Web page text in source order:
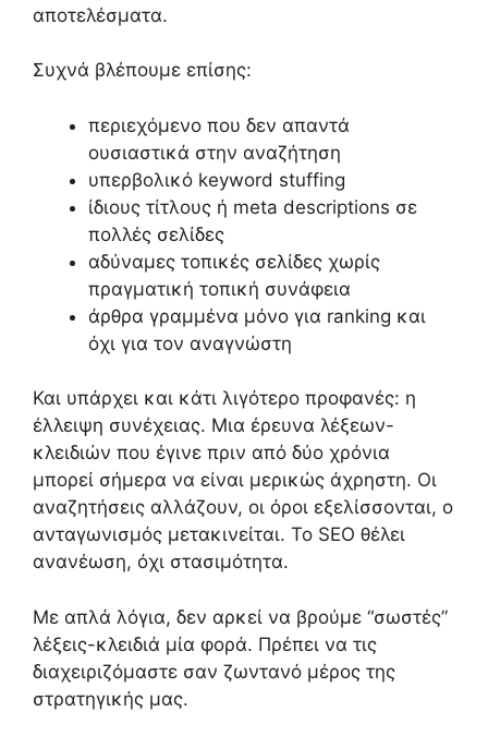
αποτελέσματα.
Συχνά βλέπουμε επίσης:
περιεχόμενο που δεν απαντά
ουσιαστικά στην αναζήτηση
υπερβολικό keyword stuffing
ίδιους τίτλους ή meta descriptions σε
πολλές σελίδες
αδύναμες τοπικές σελίδες χωρίς
πραγματική τοπική συνάφεια
άρθρα γραμμένα μόνο για ranking και
όχι για τον αναγνώστη
Και υπάρχει και κάτι λιγότερο προφανές: η
έλλειψη συνέχειας. Μια έρευνα λέξεων-
κλειδιών που έγινε πριν από δύο χρόνια
μπορεί σήμερα να είναι μερικώς άχρηστη. Οι
αναζητήσεις αλλάζουν, οι όροι εξελίσσονται, ο
ανταγωνισμός μετακινείται. Το SEO θέλει
ανανέωση, όχι στασιμότητα.
Με απλά λόγια, δεν αρκεί να βρούμε “σωστές”
λέξεις-κλειδιά μία φορά. Πρέπει να τις
διαχειριζόμαστε σαν ζωντανό μέρος της
στρατηγικής μας.